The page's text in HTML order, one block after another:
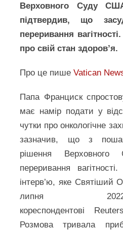
Верховного Суду
підтвердив, що
переривання
про свій стан здоров’я.
Про це пишеVatican
Папа Франциск
має намір подати у
чутки про онкологічне
зазначив, що з
рішення
переривання
інтерв’ю, яке Святіший
липня
кореспондентові
Розмова тривала